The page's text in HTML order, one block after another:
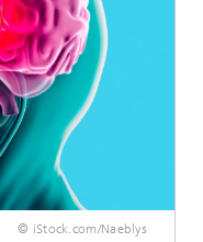
© iStock.com/Naeblys